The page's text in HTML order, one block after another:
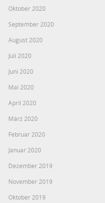
Oktober 2020
September 2020
August 2020
Juli 2020
Juni 2020
Mai 2020
April 2020
März 2020
Februar 2020
Januar 2020
Dezember 2019
November 2019
Oktober 2019